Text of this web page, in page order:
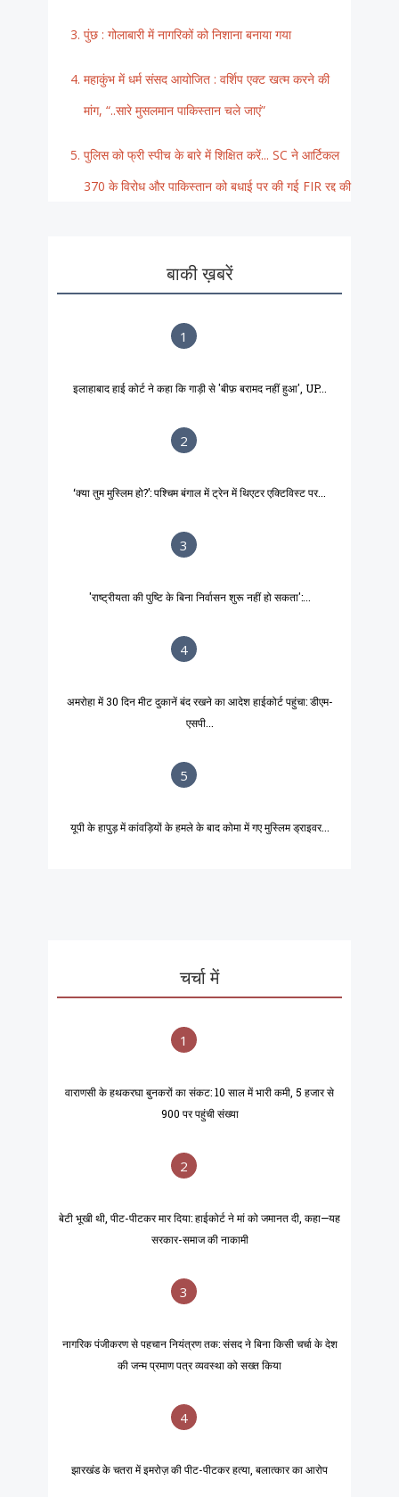
पुंछ : गोलाबारी में नागरिकों को निशाना बनाया गया
महाकुंभ में धर्म संसद आयोजित : वर्शिप एक्ट खत्म करने की
मांग, “..सारे मुसलमान पाकिस्तान चले जाएं”
पुलिस को फ्री स्पीच के बारे में शिक्षित करें... SC ने आर्टिकल
370 के विरोध और पाकिस्तान को बधाई पर की गई FIR रद्द की
बाकी ख़बरें
1
इलाहाबाद हाई कोर्ट ने कहा कि गाड़ी से 'बीफ़ बरामद नहीं हुआ', UP...
2
‘क्या तुम मुस्लिम हो?’: पश्चिम बंगाल में ट्रेन में थिएटर एक्टिविस्ट पर...
3
'राष्ट्रीयता की पुष्टि के बिना निर्वासन शुरू नहीं हो सकता':...
4
अमरोहा में 30 दिन मीट दुकानें बंद रखने का आदेश हाईकोर्ट पहुंचा: डीएम-
एसपी...
5
यूपी के हापुड़ में कांवड़ियों के हमले के बाद कोमा में गए मुस्लिम ड्राइवर...
चर्चा में
1
वाराणसी के हथकरघा बुनकरों का संकट: 10 साल में भारी कमी, 5 हजार से
900 पर पहुंची संख्या
2
बेटी भूखी थी, पीट-पीटकर मार दिया: हाईकोर्ट ने मां को जमानत दी, कहा—यह
सरकार-समाज की नाकामी
3
नागरिक पंजीकरण से पहचान नियंत्रण तक: संसद ने बिना किसी चर्चा के देश
की जन्म प्रमाण पत्र व्यवस्था को सख्त किया
4
झारखंड के चतरा में इमरोज़ की पीट-पीटकर हत्या, बलात्कार का आरोप